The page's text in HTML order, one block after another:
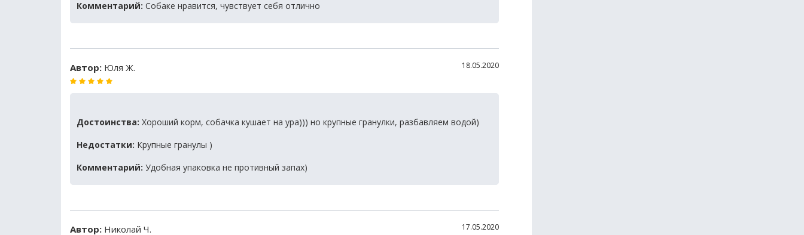
Комментарий: Собаке нравится, чувствует себя отлично
Автор: Юля Ж. 18.05.2020
Достоинства: Хороший корм, собачка кушает на ура))) но крупные гранулки, разбавляем водой)
Недостатки: Крупные гранулы )
Комментарий: Удобная упаковка не противный запах)
Автор: Николай Ч. 17.05.2020